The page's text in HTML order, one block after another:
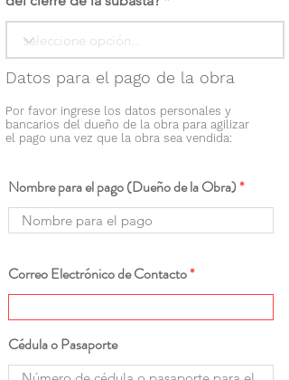
Datos para el pago de la obra
Por favor ingrese los datos personales y
bancarios del dueño de la obra para agilizar
el pago una vez que la obra sea vendida:
Nombre para el pago (Dueño de la Obra)
Correo Electrónico de Contacto
Cédula o Pasaporte